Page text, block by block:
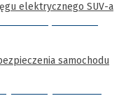
elektrycznego SUV-a
samochodu